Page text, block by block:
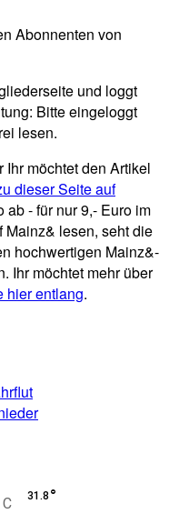
Abonnenten von
und loggt
Bitte eingeloggt
lesen.
Ihr möchtet den Artikel
dieser Seite auf
- für nur 9,- Euro im
Mainz& lesen, seht die
hochwertigen Mainz&-
Ihr möchtet mehr über
hier entlang.
C 31.8 °